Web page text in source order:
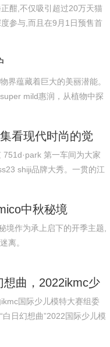
酣,不仅吸引超过20万天猫
参与,而且在9月1日预售首
界蕴藏着巨大的美丽潜能。
mild惠润，从植物中探
看现代时尚的觉
第一车间为大家
shiji品牌大秀。一贯的江
中秋秘境
境作为承上启下的开季主题,
离。
曲，2022ikmc少
国际少儿模特大赛组委
日幻想曲”2022国际少儿模